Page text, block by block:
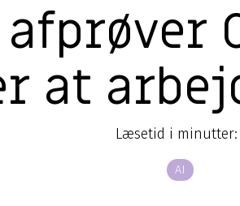
Center
af IT-sikkerhed
angreb?
at
Læsetid i minutter:
AI